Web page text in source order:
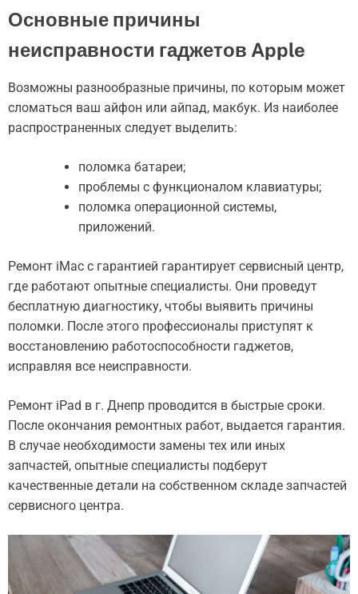
Основные причины
неисправности гаджетов Apple
Возможны разнообразные причины, по которым может
сломаться ваш айфон или айпад, макбук. Из наиболее
распространенных следует выделить:
поломка батареи;
проблемы с функционалом клавиатуры;
поломка операционной системы,
приложений.
Ремонт iMac с гарантией гарантирует сервисный центр,
где работают опытные специалисты. Они проведут
бесплатную диагностику, чтобы выявить причины
поломки. После этого профессионалы приступят к
восстановлению работоспособности гаджетов,
исправляя все неисправности.
Ремонт iPad в г. Днепр проводится в быстрые сроки.
После окончания ремонтных работ, выдается гарантия.
В случае необходимости замены тех или иных
запчастей, опытные специалисты подберут
качественные детали на собственном складе запчастей
сервисного центра.